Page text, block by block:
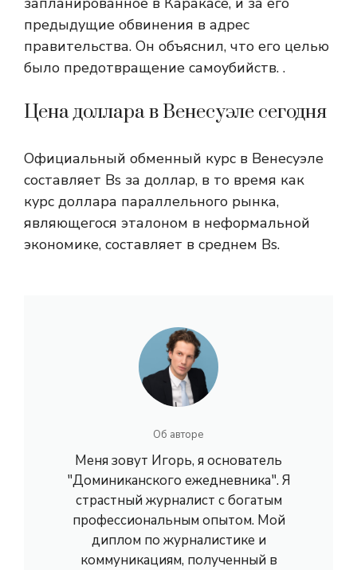
предыдущие обвинения в адрес
правительства. Он объяснил, что его целью
было предотвращение самоубийств. .
Цена доллара в Венесуэле сегодня
Официальный обменный курс в Венесуэле
составляет Bs за доллар, в то время как
курс доллара параллельного рынка,
являющегося эталоном в неформальной
экономике, составляет в среднем Bs.
Об авторе
Меня зовут Игорь, я основатель
"Доминиканского ежедневника". Я
страстный журналист с богатым
профессиональным опытом. Мой
диплом по журналистике и
коммуникациям, полученный в